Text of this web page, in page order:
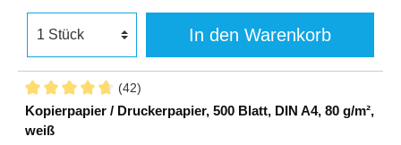
In den Warenkorb
(42)
Kopierpapier / Druckerpapier, 500 Blatt, DIN A4, 80 g/m²,
weiß